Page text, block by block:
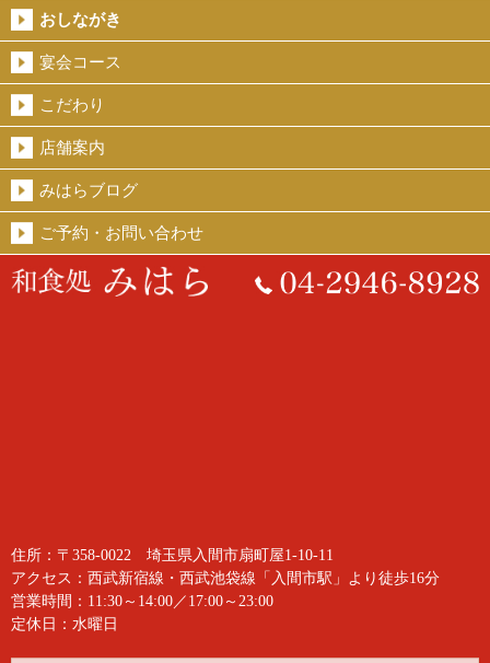
おしながき
宴会コース
こだわり
店舗案内
みはらブログ
ご予約・お問い合わせ
住所：〒358-0022 埼玉県入間市扇町屋1-10-11
アクセス：西武新宿線・西武池袋線「入間市駅」より徒歩16分
営業時間：11:30～14:00／17:00～23:00
定休日：水曜日